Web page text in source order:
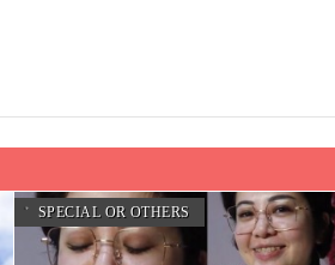
SPECIAL OR OTHERS